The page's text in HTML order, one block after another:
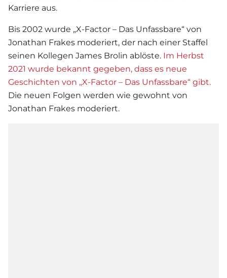
Karriere aus.
Bis 2002 wurde „X-Factor – Das Unfassbare“ von
Jonathan Frakes moderiert, der nach einer Staffel
seinen Kollegen James Brolin ablöste. Im Herbst
2021 wurde bekannt gegeben, dass es neue
Geschichten von „X-Factor – Das Unfassbare“ gibt.
Die neuen Folgen werden wie gewohnt von
Jonathan Frakes moderiert.